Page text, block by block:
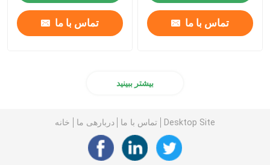
تماس با ما تماس با ما
بیشتر ببینید
خانه دربارهی ما تماس با ما Desktop Site